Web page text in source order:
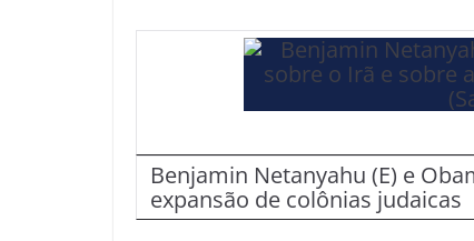
Benjamin Netanyahu (E) e
expansão de colônias judaicas